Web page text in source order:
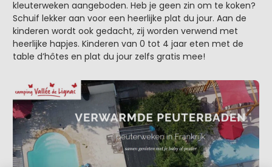
kleuterweken aangeboden. Heb je geen zin om te koken?
Schuif lekker aan voor een heerlijke plat du jour. Aan de
kinderen wordt ook gedacht, zij worden verwend met
heerlijke hapjes. Kinderen van 0 tot 4 jaar eten met de
table d’hôtes en plat du jour zelfs gratis mee!